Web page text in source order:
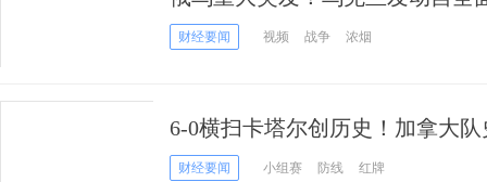
规模袭击
财经要闻 视频 战争 浓烟
6-0横扫卡塔尔创历史！加拿大
组财经要闻 小组赛 防线 红牌